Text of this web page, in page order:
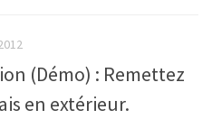
(Démo) : Remettez
en extérieur.